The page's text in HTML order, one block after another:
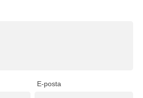
E-posta